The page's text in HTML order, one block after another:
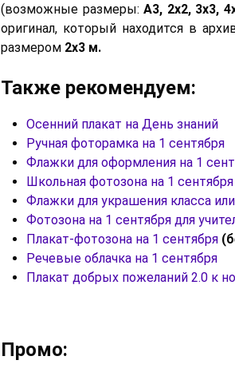
(возможные размеры:А3, 2х2, 3х3,
оригинал, который находится в
размером 2х3 м.
Также рекомендуем:
Осенний плакат на День знаний
Ручная фоторамка на 1 сентября
Флажки для оформления на 1
Школьная фотозона на 1
Флажки для украшения класса
Фотозона на 1 сентября для
Плакат-фотозона на 1 сентября
Речевые облачка на 1 сентября
Плакат добрых пожеланий 2.0 к
Промо: